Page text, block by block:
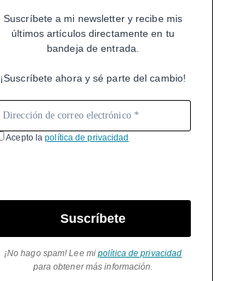
Suscríbete a mi newsletter y recibe mis
últimos artículos directamente en tu
bandeja de entrada.
¡Suscríbete ahora y sé parte del cambio!
Acepto lapolítica de privacidad
Suscríbete
¡No hago spam! Lee mipolítica de privacidad
para obtener más información.